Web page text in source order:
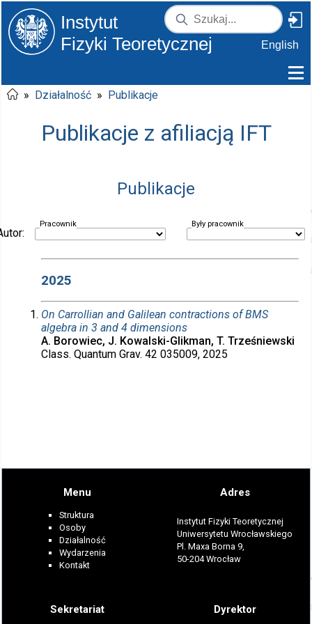
Instytut
Fizyki Teoretycznej
English
» Działalność » Publikacje
Publikacje z afiliacją IFT
Publikacje
Pracownik Były pracownik
2025
On Carrollian and Galilean contractions of BMS
algebra in 3 and 4 dimensions
A. Borowiec, J. Kowalski-Glikman, T. Trześniewski
Class. Quantum Grav. 42 035009, 2025
Menu
Struktura
Osoby
Działalność
Wydarzenia
Kontakt
Adres
Instytut Fizyki Teoretycznej
Uniwersytetu Wrocławskiego
Pl. Maxa Borna 9,
50-204 Wrocław
Sekretariat Dyrektor